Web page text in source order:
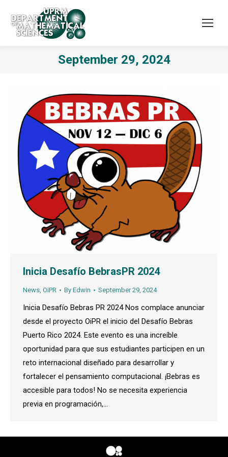
September 29, 2024
Inicia Desafío BebrasPR 2024
News, OiPR By Edwin September 29, 2024
Inicia Desafío Bebras PR 2024 Nos complace anunciar
desde el proyecto OiPR el inicio del Desafío Bebras
Puerto Rico 2024. Este evento es una increíble
oportunidad para que sus estudiantes participen en un
reto internacional diseñado para desarrollar y
fortalecer el pensamiento computacional. ¡Bebras es
accesible para todos! No se necesita experiencia
previa en programación,…